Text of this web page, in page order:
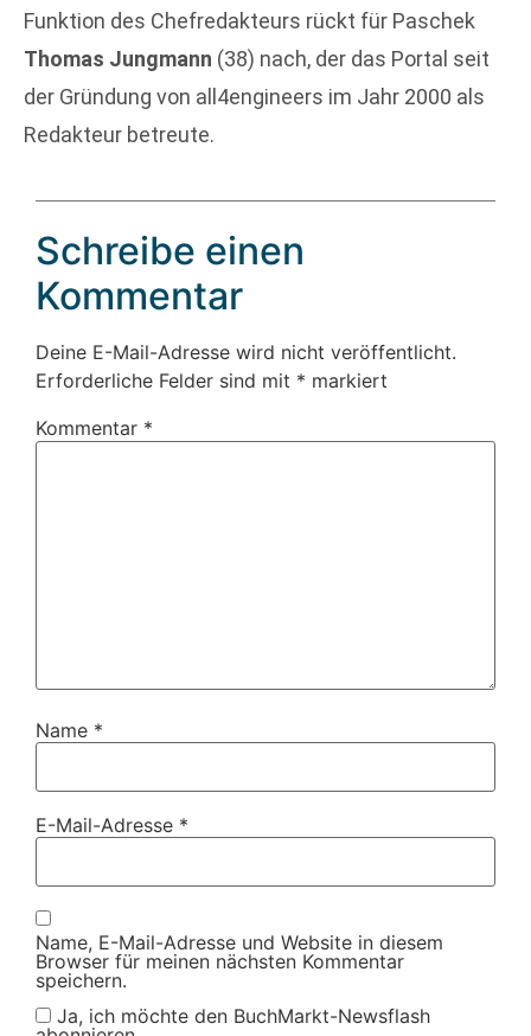
Funktion des Chefredakteurs rückt für Paschek
Thomas Jungmann (38) nach, der das Portal seit
der Gründung von all4engineers im Jahr 2000 als
Redakteur betreute.
Schreibe einen
Kommentar
Deine E-Mail-Adresse wird nicht veröffentlicht.
Erforderliche Felder sind mit * markiert
Kommentar *
Name *
E-Mail-Adresse *
Name, E-Mail-Adresse und Website in diesem
Browser für meinen nächsten Kommentar
speichern.
Ja, ich möchte den BuchMarkt-Newsflash